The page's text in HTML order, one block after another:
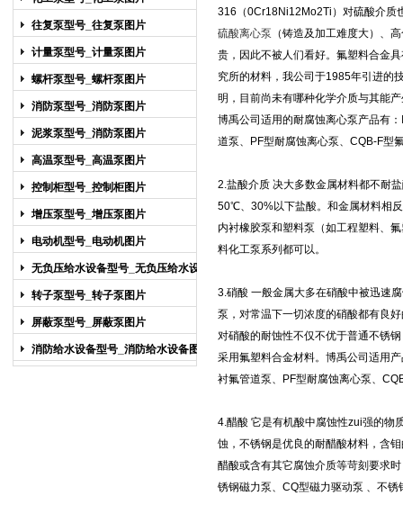
往复泵型号_往复泵图片
计量泵型号_计量泵图片
螺杆泵型号_螺杆泵图片
消防泵型号_消防泵图片
泥浆泵型号_消防泵图片
高温泵型号_高温泵图片
控制柜型号_控制柜图片
增压泵型号_增压泵图片
电动机型号_电动机图片
无负压给水设备型号_无负压给水设备
图片
转子泵型号_转子泵图片
屏蔽泵型号_屏蔽泵图片
消防给水设备型号_消防给水设备图片
316（0Cr18Ni12Mo2Ti）对硫酸介质
硫酸离心泵 （铸造及加工难度大）、
贵，因此不被人们看好。氟塑料合金
究所的材料，我公司于1985年引进的
明，目前尚未有哪种化学介质与其能
博禹公司适用的耐腐蚀离心泵产品有：
道泵、 PF型耐腐蚀离心泵、 CQB-F型
2.盐酸介质 决大多数金属材料都不耐
50℃、30%以下盐酸。和金属材料相
内衬橡胶泵和塑料泵（如工程塑料、
料化工泵系列都可以。
3.硝酸 一般金属大多在硝酸中被迅速
泵 ，对常温下一切浓度的硝酸都有良
对硝酸的耐蚀性不仅不优于普通不锈
采用氟塑料合金材料。博禹公司适用
衬氟管道泵、 PF型耐腐蚀离心泵、
4.醋酸 它是有机酸中腐蚀性zui强的物
蚀，不锈钢是优良的耐醋酸材料，含
醋酸或含有其它腐蚀介质等苛刻要求
锈钢磁力泵、 CQ型磁力驱动泵 、 不锈